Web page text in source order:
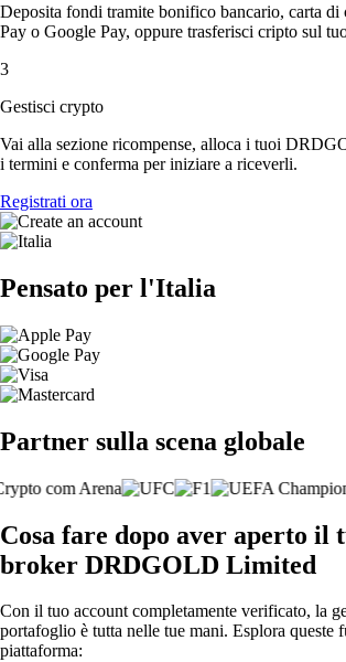
Deposita fondi tramite bonifico bancario, carta
Pay o Google Pay, oppure trasferisci cripto sul
3
Gestisci crypto
Vai alla sezione ricompense, alloca i tuoi
i termini e conferma per iniziare a riceverli.
Registrati ora
Pensato per l'Italia
Partner sulla scena globale
Cosa fare dopo aver aperto il
broker DRDGOLD Limited
Con il tuo account completamente verificato, la
portafoglio è tutta nelle tue mani. Esplora queste
piattaforma: